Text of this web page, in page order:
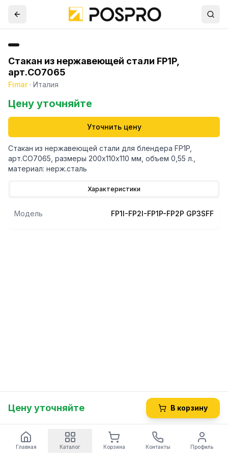
Стакан из нержавеющей стали FP1P,
арт.CO7065
Fimar· Италия
Цену уточняйте
Уточнить цену
Стакан из нержавеющей стали для блендера FP1P,
арт.CO7065, размеры 200х110х110 мм, объем 0,55 л.,
материал: нерж.сталь
Характеристики
Модель FP1I-FP2I-FP1P-FP2P GP3SFF
Цену уточняйте В корзину
Главная Каталог Корзина Контакты Профиль